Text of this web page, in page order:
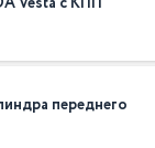
переднего